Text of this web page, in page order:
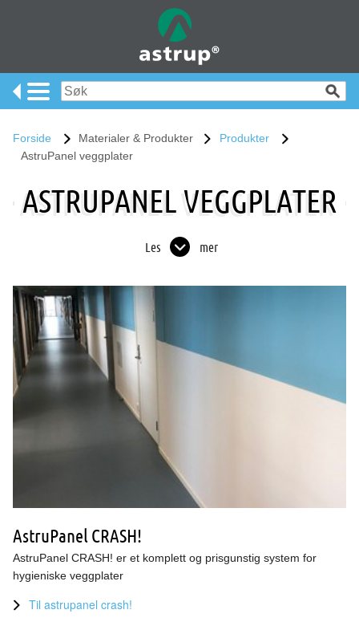
Forside Materialer & Produkter
Produkter
AstruPanel veggplater
ASTRUPANEL VEGGPLATER
AstruPanel CRASH!
AstruPanel CRASH! er et komplett og prisgunstig system for
hygieniske veggplater
Til astrupanel crash!